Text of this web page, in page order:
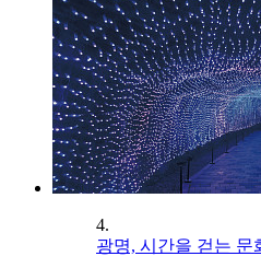
4.
광명, 시간을 걷는 문